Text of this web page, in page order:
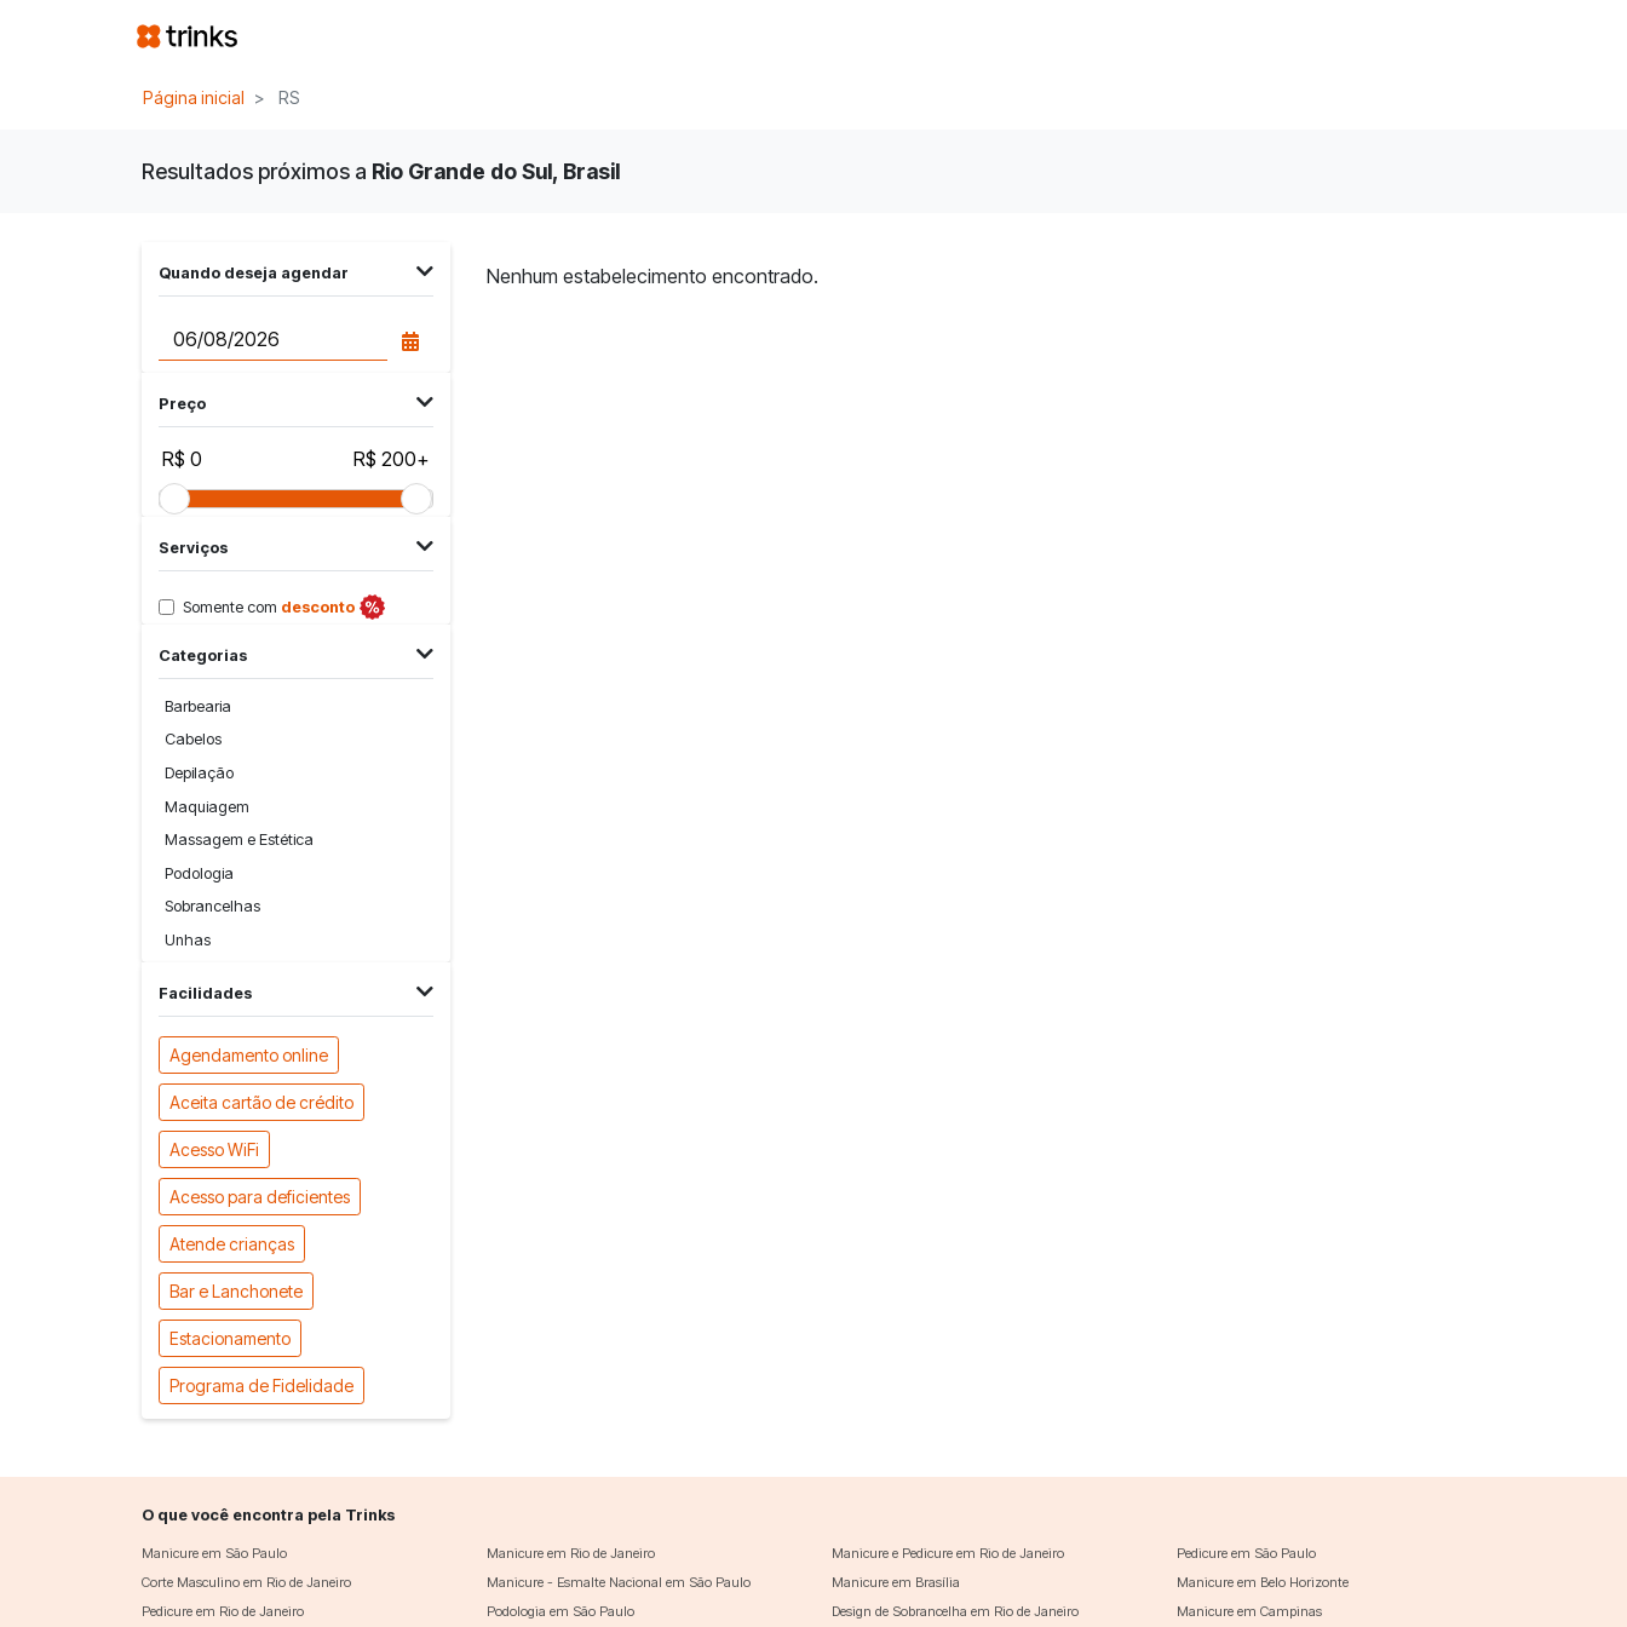
Página inicial RS
Resultados próximos a Rio Grande do Sul, Brasil
Quando deseja agendar
Preço
R$ 0 R$ 200+
Serviços
Somente com desconto
Categorias
Barbearia
Cabelos
Depilação
Maquiagem
Massagem e Estética
Podologia
Sobrancelhas
Unhas
Facilidades
Agendamento online
Aceita cartão de crédito
Acesso WiFi
Acesso para deficientes
Atende crianças
Bar e Lanchonete
Estacionamento
Programa de Fidelidade
Nenhum estabelecimento encontrado.
O que você encontra pela Trinks
Manicure em São Paulo Manicure em Rio de Janeiro Manicure e Pedicure em Rio de Janeiro
Pedicure em São Paulo
Corte Masculino em Rio de Janeiro
Manicure - Esmalte Nacional em São Paulo Manicure em Brasília
Manicure em Belo Horizonte
Pedicure em Rio de Janeiro
Podologia em São Paulo Design de Sobrancelha em Rio de Janeiro Manicure em Campinas